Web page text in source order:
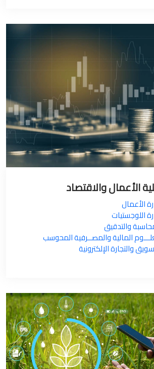
الأعمال والاقتصاد
الأعمال
اللوجستيات
والتدقيق
المالية والمصــرفية المحوسب
والتجارة الإلكترونية